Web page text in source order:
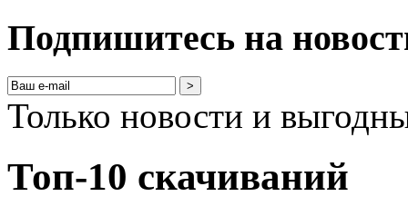
Подпишитесь на
>
Только новости и
Топ-10 скачиваний